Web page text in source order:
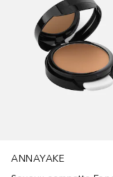
ANNAYAKE